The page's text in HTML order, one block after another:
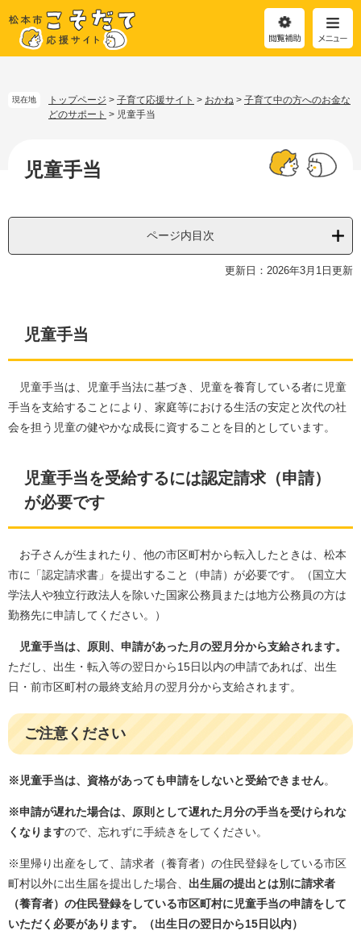
本
へ
補
ュ
現在地 トップページ > 子育て応援サイト > おかね > 子育て中の方へのお金な
どのサポート > 児童手当
児童手当
ページ内目次
更新日：2026年3月1日更新
児童手当
児童手当は、児童手当法に基づき、児童を養育している者に児童
手当を支給することにより、家庭等における生活の安定と次代の社
会を担う児童の健やかな成長に資することを目的としています。​
児童手当を受給するには認定請求（申請）
が必要です
お子さんが生まれたり、他の市区町村から転入したときは、松本
市に「認定請求書」を提出すること（申請）が必要です。（国立大
学法人や独立行政法人を除いた国家公務員または地方公務員の方は
勤務先に申請してください。）
児童手当は、原則、申請があった月の翌月分から支給されます。
ただし、出生・転入等の翌日から15日以内の申請であれば、出生
日・前市区町村の最終支給月の翌月分から支給されます。
ご注意ください
※児童手当は、資格があっても申請をしないと受給できません。
※申請が遅れた場合は、原則として遅れた月分の手当を受けられな
くなりますので、忘れずに手続きをしてください。
※里帰り出産をして、請求者（養育者）の住民登録をしている市区
町村以外に出生届を提出した場合、 出生届の提出とは別に請求者
（養育者）の住民登録をしている市区町村に児童手当の申請をして
いただく必要があります。（出生日の翌日から15日以内）